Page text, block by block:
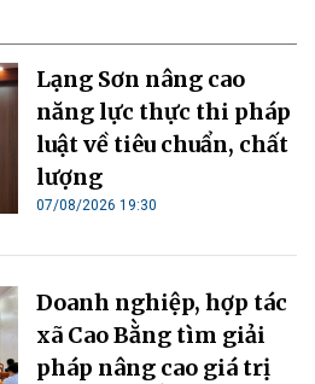
Lạng Sơn nâng cao
năng lực thực thi pháp
luật về tiêu chuẩn, chất
lượng
07/08/2026 19:30
Doanh nghiệp, hợp tác
xã Cao Bằng tìm giải
pháp nâng cao giá trị